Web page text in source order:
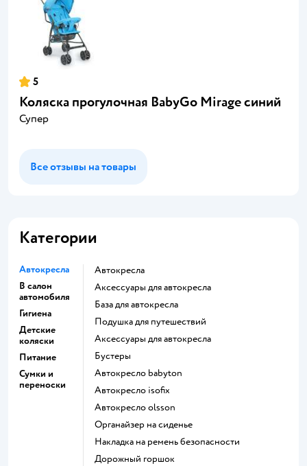
5
Коляска прогулочная BabyGo Mirage синий
Супер
Все отзывы на товары
Категории
Автокресла
В салон
автомобиля
Гигиена
Детские
коляски
Питание
Сумки и
переноски
Автокресла
Аксессуары для автокресла
База для автокресла
Подушка для путешествий
Аксессуары для автокресла
Бустеры
Автокресло babyton
Автокресло isofix
Автокресло olsson
Органайзер на сиденье
Накладка на ремень безопасности
Дорожный горшок